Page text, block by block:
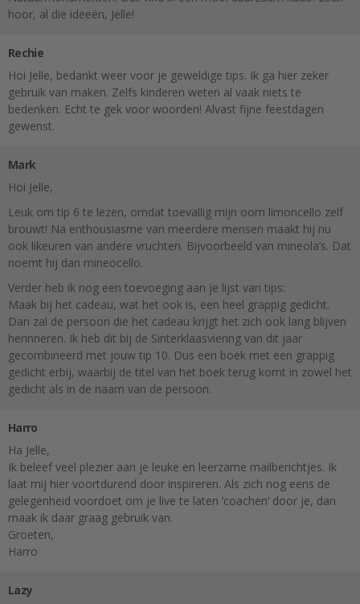
hoor, al die ideeën, Jelle!
Rechie
Hoi Jelle, bedankt weer voor je geweldige tips. Ik ga hier zeker
gebruik van maken. Zelfs kinderen weten al vaak niets te
bedenken. Echt te gek voor woorden! Alvast fijne feestdagen
gewenst.
Mark
Hoi Jelle,
Leuk om tip 6 te lezen, omdat toevallig mijn oom limoncello zelf
brouwt! Na enthousiasme van meerdere mensen maakt hij nu
ook likeuren van andere vruchten. Bijvoorbeeld van mineola’s. Dat
noemt hij dan mineocello.
Verder heb ik nog een toevoeging aan je lijst van tips:
Maak bij het cadeau, wat het ook is, een heel grappig gedicht.
Dan zal de persoon die het cadeau krijgt het zich ook lang blijven
herinneren. Ik heb dit bij de Sinterklaasviering van dit jaar
gecombineerd met jouw tip 10. Dus een boek met een grappig
gedicht erbij, waarbij de titel van het boek terug komt in zowel het
gedicht als in de naam van de persoon.
Harro
Ha Jelle,
Ik beleef veel plezier aan je leuke en leerzame mailberichtjes. Ik
laat mij hier voortdurend door inspireren. Als zich nog eens de
gelegenheid voordoet om je live te laten ‘coachen’ door je, dan
maak ik daar graag gebruik van.
Groeten,
Harro
Lazy